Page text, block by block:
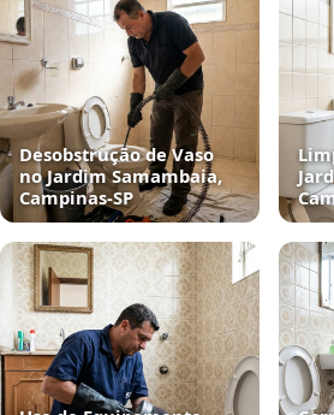
Desobstrução de Vaso
no Jardim Samambaia,
Campinas‑SP